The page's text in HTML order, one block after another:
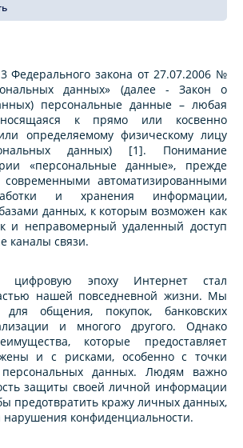
Федерального закона от 27.07.2006 №
данных» (далее - Закон о
персональные данные – любая
к прямо или косвенно
определяемому физическому лицу
данных) [1]. Понимание
«персональные данные», прежде
современными автоматизированными
и хранения информации,
данных, к которым возможен как
и неправомерный удаленный доступ
каналы связи.
цифровую эпоху Интернет стал
нашей повседневной жизни. Мы
для общения, покупок, банковских
и многого другого. Однако
которые предоставляет
и с рисками, особенно с точки
данных. Людям важно
защиты своей личной информации
предотвратить кражу личных данных,
конфиденциальности.